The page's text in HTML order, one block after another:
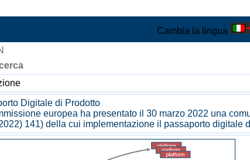
Cambia la lingua
Digitale di Prodotto
europea ha presentato il 30 marzo 2022 una
141) della cui implementazione il passaporto digitale